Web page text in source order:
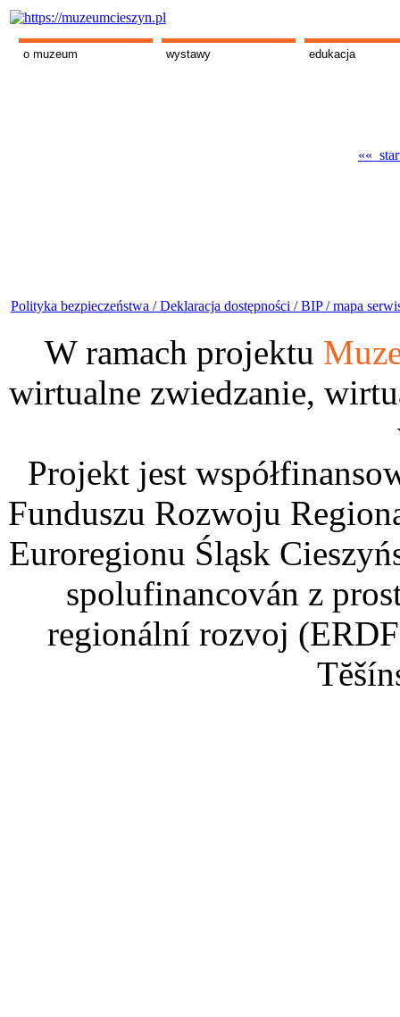
o muzeum wystawy edukacja
««
Polityka bezpieczeństwa /Deklaracja dostępności /BIP /mapa
W ramach projektu
wirtualne zwiedzanie,
Projekt jest
Funduszu Rozwoju
Euroregionu Śląsk
spolufinancován z
regionální rozvoj